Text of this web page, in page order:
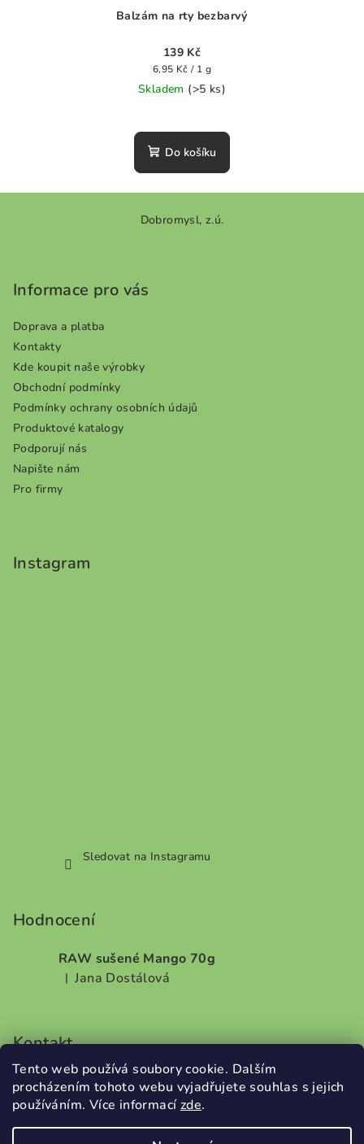
Tento web používá soubory cookie. Dalším
procházením tohoto webu vyjadřujete souhlas s jejich
používáním. Více informací zde.
Balzám na rty bezbarvý
139 Kč
Měrná
cena:
6,95 Kč / 1 g
Skladem (>5 ks)
hodnocení
produktu
z
hvězdiček.
Do košíku
Dobromysl, z.ú.
Informace pro vás
Doprava a platba
Kontakty
Kde koupit naše výrobky
Obchodní podmínky
Podmínky ochrany osobních údajů
Produktové katalogy
Podporují nás
Napište nám
Pro firmy
Instagram
Sledovat na Instagramu
Hodnocení
RAW sušené Mango 70g
Hodnocení produktu je 5 z 5 hvězdiček.
| Jana Dostálová
Kontakt
@ dobrodilo.cz
+420732707987